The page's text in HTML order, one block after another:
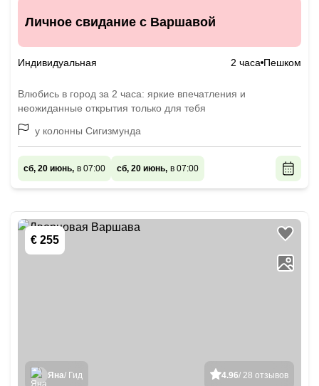
Личное свидание с Варшавой
Индивидуальная 2 часа Пешком
Влюбись в город за 2 часа: яркие впечатления и
неожиданные открытия только для тебя
у колонны Сигизмунда
сб, 20 июнь, в 07:00 сб, 20 июнь, в 07:00
€ 255
4.96/ 28 отзывов
Яна/ Гид